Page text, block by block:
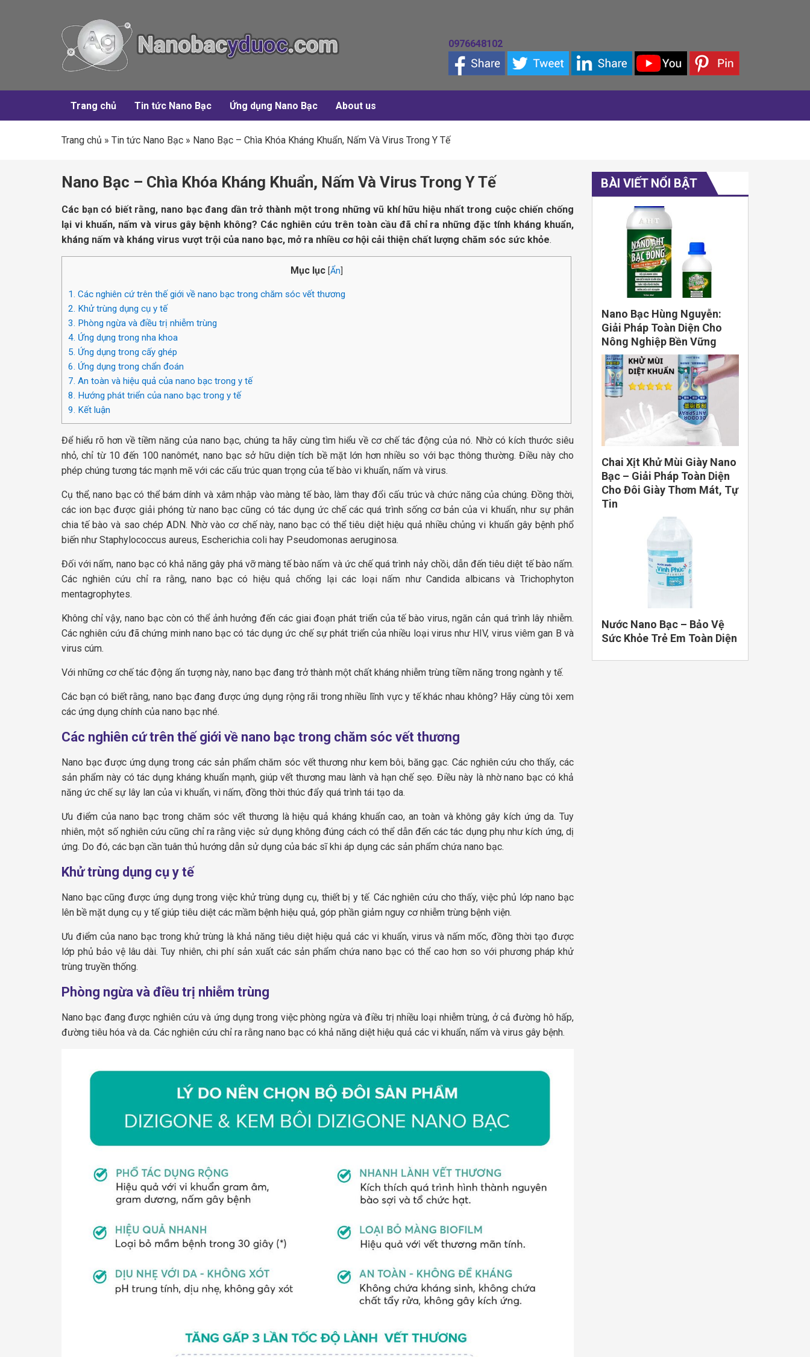
0976648102
Trang chủ Tin tức Nano Bạc Ứng dụng Nano Bạc About us
Trang chủ » Tin tức Nano Bạc » Nano Bạc – Chìa Khóa Kháng Khuẩn, Nấm Và Virus Trong Y Tế
Nano Bạc – Chìa Khóa Kháng Khuẩn, Nấm Và Virus Trong Y Tế
Các bạn có biết rằng, nano bạc đang dần trở thành một trong những vũ khí hữu hiệu nhất trong cuộc chiến chống
lại vi khuẩn, nấm và virus gây bệnh không? Các nghiên cứu trên toàn cầu đã chỉ ra những đặc tính kháng khuẩn,
kháng nấm và kháng virus vượt trội của nano bạc, mở ra nhiều cơ hội cải thiện chất lượng chăm sóc sức khỏe.
Mục lục [Ẩn
1. Các nghiên cứ trên thế giới về nano bạc trong chăm sóc vết thương
2. Khử trùng dụng cụ y tế
3. Phòng ngừa và điều trị nhiễm trùng
4. Ứng dụng trong nha khoa
5. Ứng dụng trong cấy ghép
6. Ứng dụng trong chẩn đoán
7. An toàn và hiệu quả của nano bạc trong y tế
8. Hướng phát triển của nano bạc trong y tế
9. Kết luận
Để hiểu rõ hơn về tiềm năng của nano bạc, chúng ta hãy cùng tìm hiểu về cơ chế tác động của nó. Nhờ có kích thước siêu
nhỏ, chỉ từ 10 đến 100 nanômét, nano bạc sở hữu diện tích bề mặt lớn hơn nhiều so với bạc thông thường. Điều này cho
phép chúng tương tác mạnh mẽ với các cấu trúc quan trọng của tế bào vi khuẩn, nấm và virus.
Cụ thể, nano bạc có thể bám dính và xâm nhập vào màng tế bào, làm thay đổi cấu trúc và chức năng của chúng. Đồng thời,
các ion bạc được giải phóng từ nano bạc cũng có tác dụng ức chế các quá trình sống cơ bản của vi khuẩn, như sự phân
chia tế bào và sao chép ADN. Nhờ vào cơ chế này, nano bạc có thể tiêu diệt hiệu quả nhiều chủng vi khuẩn gây bệnh phổ
biến như Staphylococcus aureus, Escherichia coli hay Pseudomonas aeruginosa.
Đối với nấm, nano bạc có khả năng gây phá vỡ màng tế bào nấm và ức chế quá trình nảy chồi, dẫn đến tiêu diệt tế bào nấm.
Các nghiên cứu chỉ ra rằng, nano bạc có hiệu quả chống lại các loại nấm như Candida albicans và Trichophyton
mentagrophytes.
Không chỉ vậy, nano bạc còn có thể ảnh hưởng đến các giai đoạn phát triển của tế bào virus, ngăn cản quá trình lây nhiễm.
Các nghiên cứu đã chứng minh nano bạc có tác dụng ức chế sự phát triển của nhiều loại virus như HIV, virus viêm gan B và
virus cúm.
Với những cơ chế tác động ấn tượng này, nano bạc đang trở thành một chất kháng nhiễm trùng tiềm năng trong ngành y tế.
Các bạn có biết rằng, nano bạc đang được ứng dụng rộng rãi trong nhiều lĩnh vực y tế khác nhau không? Hãy cùng tôi xem
các ứng dụng chính của nano bạc nhé.
Các nghiên cứ trên thế giới về nano bạc trong chăm sóc vết thương
Nano bạc được ứng dụng trong các sản phẩm chăm sóc vết thương như kem bôi, băng gạc. Các nghiên cứu cho thấy, các
sản phẩm này có tác dụng kháng khuẩn mạnh, giúp vết thương mau lành và hạn chế sẹo. Điều này là nhờ nano bạc có khả
năng ức chế sự lây lan của vi khuẩn, vi nấm, đồng thời thúc đẩy quá trình tái tạo da.
Ưu điểm của nano bạc trong chăm sóc vết thương là hiệu quả kháng khuẩn cao, an toàn và không gây kích ứng da. Tuy
nhiên, một số nghiên cứu cũng chỉ ra rằng việc sử dụng không đúng cách có thể dẫn đến các tác dụng phụ như kích ứng, dị
ứng. Do đó, các bạn cần tuân thủ hướng dẫn sử dụng của bác sĩ khi áp dụng các sản phẩm chứa nano bạc.
Khử trùng dụng cụ y tế
Nano bạc cũng được ứng dụng trong việc khử trùng dụng cụ, thiết bị y tế. Các nghiên cứu cho thấy, việc phủ lớp nano bạc
lên bề mặt dụng cụ y tế giúp tiêu diệt các mầm bệnh hiệu quả, góp phần giảm nguy cơ nhiễm trùng bệnh viện.
Ưu điểm của nano bạc trong khử trùng là khả năng tiêu diệt hiệu quả các vi khuẩn, virus và nấm mốc, đồng thời tạo được
lớp phủ bảo vệ lâu dài. Tuy nhiên, chi phí sản xuất các sản phẩm chứa nano bạc có thể cao hơn so với phương pháp khử
trùng truyền thống.
Phòng ngừa và điều trị nhiễm trùng
Nano bạc đang được nghiên cứu và ứng dụng trong việc phòng ngừa và điều trị nhiều loại nhiễm trùng, ở cả đường hô hấp,
đường tiêu hóa và da. Các nghiên cứu chỉ ra rằng nano bạc có khả năng diệt hiệu quả các vi khuẩn, nấm và virus gây bệnh.
BÀI VIẾT NỔI BẬT
Nano Bạc Hùng Nguyễn:
Giải Pháp Toàn Diện Cho
Nông Nghiệp Bền Vững
Chai Xịt Khử Mùi Giày Nano
Bạc – Giải Pháp Toàn Diện
Cho Đôi Giày Thơm Mát, Tự
Tin
Nước Nano Bạc – Bảo Vệ
Sức Khỏe Trẻ Em Toàn Diện